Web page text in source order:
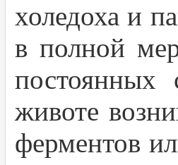
холедоха и
в полной
животе
ферментов